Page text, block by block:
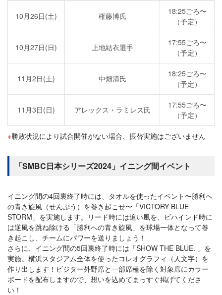
10月26日(土) 権藤博氏
18:25ごろ〜
（予定）
10月27日(日) 上地結衣選手
17:55ごろ〜
（予定）
11月2日(土) 中畑清氏
18:25ごろ〜
（予定）
11月3日(日) アレックス・ラミレス氏
17:55ごろ〜
（予定）
勝敗状況により試合開催がない場合、振替実施はございません
「SMBC日本シリーズ2024」イニング間イベント
イニング間の4回裏終了時には、タオルを使ったイベント〜勝利へ
の青き旋風（せんぷう）を巻き起こせ〜「VICTORY BLUE
STORM」を実施します。リード時には追い風を、ビハインド時に
は逆風を跳ね除ける「勝利への青き旋風」を球場一体となって巻
き起こし、チームにパワーを送りましょう！
さらに、イニング間の5回裏終了時には「SHOW THE BLUE. 」を
実施。横浜スタジアム全体を使ったコレオグラフィ（人文字）を
作り出します！ビジター外野席と一部席種を除く対象席にカラー
ボードを配布しますので、想いを込めてまっすぐ掲げてくださ
い！